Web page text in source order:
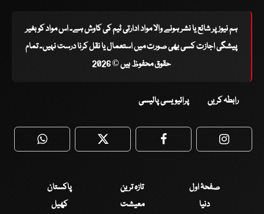
ہم نیوز پر شائع یا نشر ہونے والا مواد ادارتی ٹیم کی کاوش ہے۔ اس مواد کو بغیر
پیشگی اجازت کسی بھی صورت میں استعمال یا نقل کرنا درست نہیں۔ تمام
حقوق محفوظ ہیں © 2026
رابطہ کریں پرائیویسی پالیسی
WhatsApp Twitter Facebook
صفحۂ اول تازہ ترین
پاکستان
دنیا
معیشت
کھیل